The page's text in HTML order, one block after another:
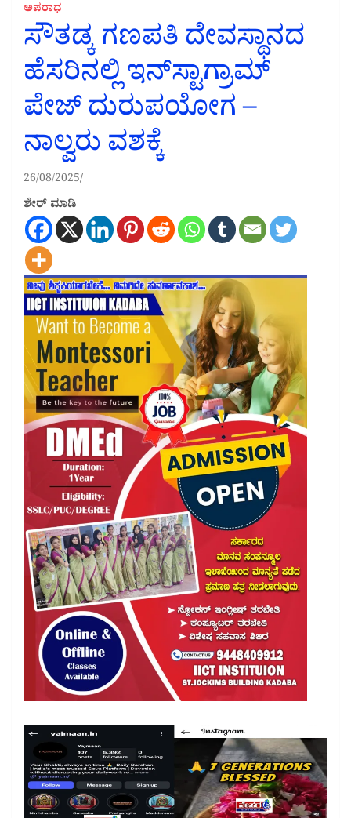
ಅಪರಾಧ
ಸೌತಡ್ಕ ಗಣಪತಿ ದೇವಸ್ಥಾನದ
ಹೆಸರಿನಲ್ಲಿ ಇನ್‌ಸ್ಟಾಗ್ರಾಮ್
ಪೇಜ್ ದುರುಪಯೋಗ –
ನಾಲ್ವರು ವಶಕ್ಕೆ
26/08/2025
ಶೇರ್ ಮಾಡಿ